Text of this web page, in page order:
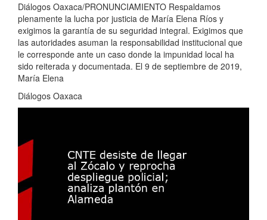
Diálogos Oaxaca/PRONUNCIAMIENTO Respaldamos
plenamente la lucha por justicia de María Elena Ríos y
exigimos la garantía de su seguridad integral. Exigimos que
las autoridades asuman la responsabilidad institucional que
le corresponde ante un caso donde la impunidad local ha
sido reiterada y documentada. El 9 de septiembre de 2019,
María Elena
Diálogos Oaxaca